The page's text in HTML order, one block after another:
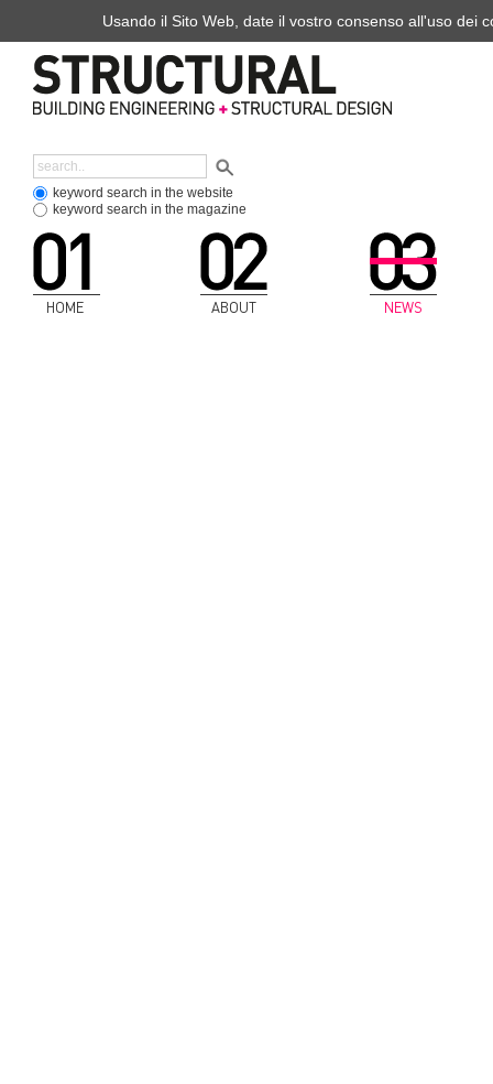
keyword search in the website
keyword search in the magazine
HOME ABOUT NEWS
Usando il Sito Web, date il vostro consenso all'uso